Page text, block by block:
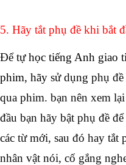
5. Hãy tắt phụ đề khi bắt
Để tự học tiếng Anh giao
phim, hãy sử dụng phụ
qua phim. bạn nên xem
đầu bạn hãy bật phụ đề
các từ mới, sau đó hay tắt
nhân vật nói, cố gắng